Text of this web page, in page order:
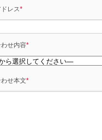
レス*
せ内容*
せ本文*